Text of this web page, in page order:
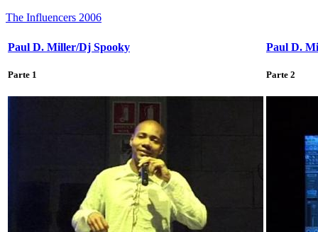
The Influencers 2006
Paul D. Miller/Dj Spooky
Parte 1
Paul D.
Parte 2